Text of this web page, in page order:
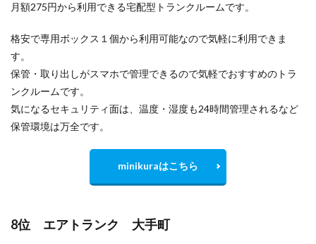
月額275円から利用できる宅配型トランクルームです。
格安で専用ボックス１個から利用可能なので気軽に利用できま
す。
保管・取り出しがスマホで管理できるので気軽でおすすめのトラ
ンクルームです。
気になるセキュリティ面は、温度・湿度も24時間管理されるなど
保管環境は万全です。
minikuraはこちら
8位 エアトランク 大手町